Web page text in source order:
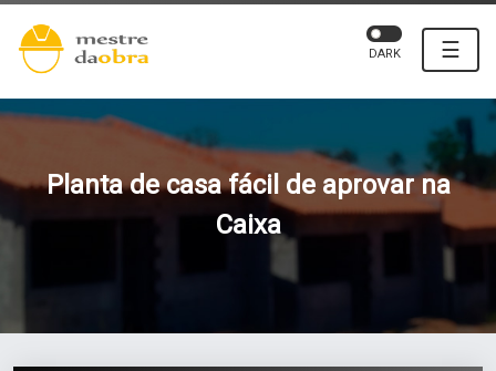
☰
DARK
Planta de casa fácil de aprovar na
Caixa